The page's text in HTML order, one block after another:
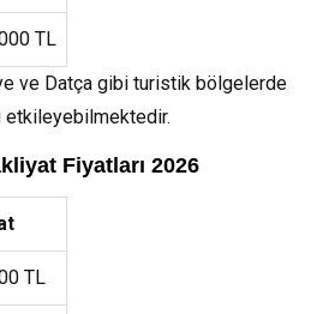
TL
ve Datça gibi turistik bölgelerde
etkileyebilmektedir.
Fiyatları 2026
TL